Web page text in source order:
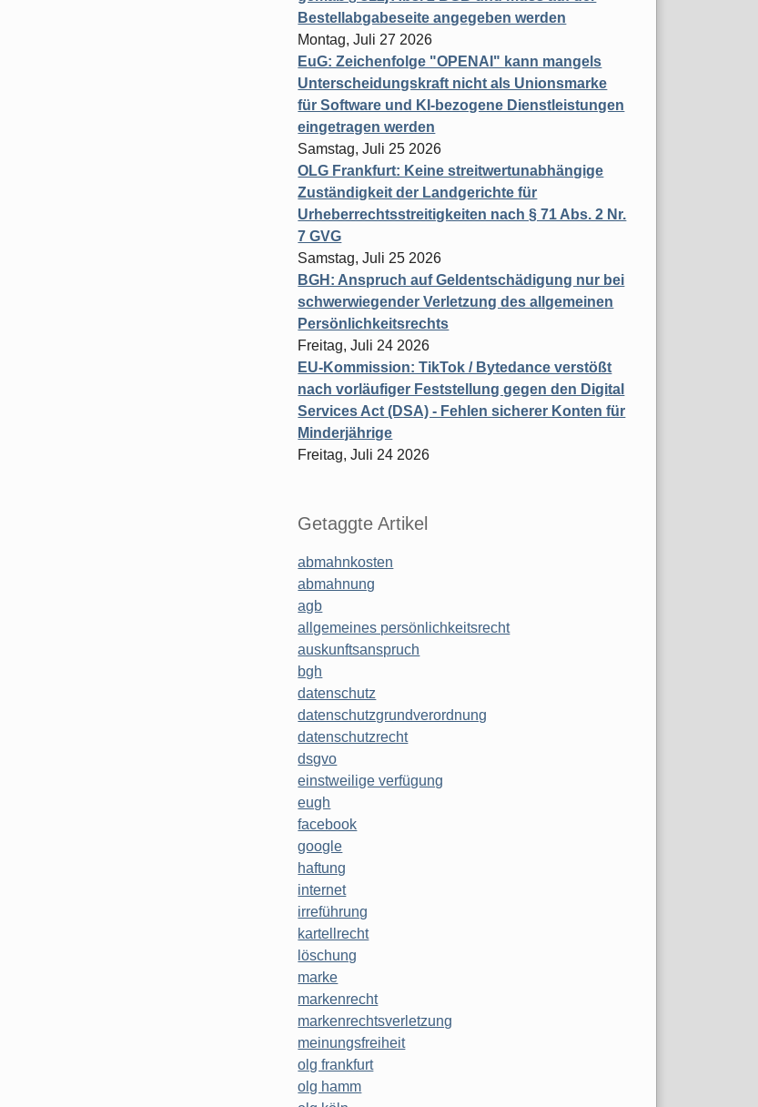
Bestellabgabeseite angegeben werden
Montag, Juli 27 2026
EuG: Zeichenfolge "OPENAI" kann mangels
Unterscheidungskraft nicht als Unionsmarke
für Software und KI-bezogene Dienstleistungen
eingetragen werden
Samstag, Juli 25 2026
OLG Frankfurt: Keine streitwertunabhängige
Zuständigkeit der Landgerichte für
Urheberrechtsstreitigkeiten nach § 71 Abs. 2 Nr.
7 GVG
Samstag, Juli 25 2026
BGH: Anspruch auf Geldentschädigung nur bei
schwerwiegender Verletzung des allgemeinen
Persönlichkeitsrechts
Freitag, Juli 24 2026
EU-Kommission: TikTok / Bytedance verstößt
nach vorläufiger Feststellung gegen den Digital
Services Act (DSA) - Fehlen sicherer Konten für
Minderjährige
Freitag, Juli 24 2026
Getaggte Artikel
abmahnkosten
abmahnung
agb
allgemeines persönlichkeitsrecht
auskunftsanspruch
bgh
datenschutz
datenschutzgrundverordnung
datenschutzrecht
dsgvo
einstweilige verfügung
eugh
facebook
google
haftung
internet
irreführung
kartellrecht
löschung
marke
markenrecht
markenrechtsverletzung
meinungsfreiheit
olg frankfurt
olg hamm